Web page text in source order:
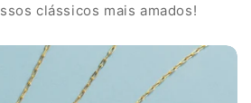
clássicos mais amados!